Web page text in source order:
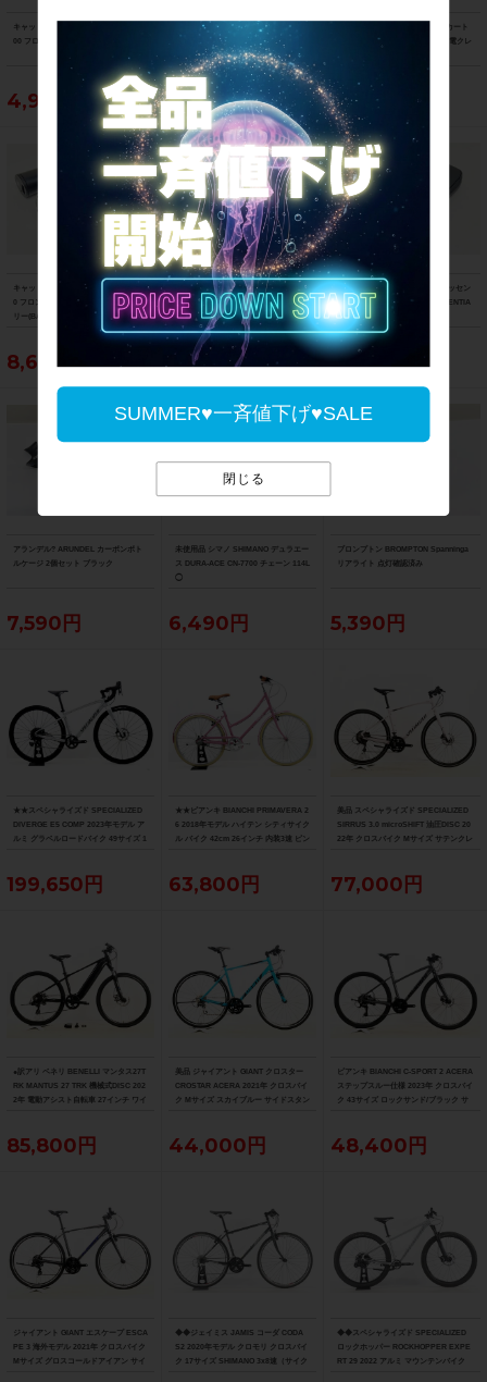
SUMMER♥一斉値下げ♥SALE
閉じる
キャットアイ CATEYE アンプ AMPP5
00 フロントライト 点灯確認済み
4,950円
マジックシャイン MAGICSHINE シー
ミー SEEMEE300 リアライト 点灯確
認済み
5,390円
キャットアイ CATEYE VOLT用 カート
リッジバッテリー BA-2.2 急速充電クレ
5,390円
キャットアイ CATEYE ボルト VOLT80
0 フロントライト カートリッジバッテ
リー(BA-3.4) 充電クレードル3(CRA-00
8,690円
美品 ガーミン GARMIN カメラ搭載リ
アビューレーダー リアライト 点灯確認
済み
43,890円
ラファ Rapha レインプルーフエッセン
シャルケース RAINPROOF ESSENTIA
L CASE
5,390円
アランデル? ARUNDEL カーボンボト
ルケージ 2個セット ブラック
7,590円
未使用品 シマノ SHIMANO デュラエー
ス DURA-ACE CN-7700 チェーン 114L
◯
6,490円
ブロンプトン BROMPTON Spanninga
リアライト 点灯確認済み
5,390円
★★スペシャライズド SPECIALIZED
DIVERGE E5 COMP 2023年モデル ア
ルミ グラベルロードバイク 49サイズ 1
199,650円
★★ビアンキ BIANCHI PRIMAVERA 2
6 2018年モデル ハイテン シティサイク
ル バイク 42cm 26インチ 内装3速 ピン
63,800円
美品 スペシャライズド SPECIALIZED
SIRRUS 3.0 microSHIFT 油圧DISC 20
22年 クロスバイク Mサイズ サテンクレ
77,000円
●訳アリ ベネリ BENELLI マンタス27T
RK MANTUS 27 TRK 機械式DISC 202
2年 電動アシスト自転車 27インチ ワイ
85,800円
美品 ジャイアント GIANT クロスター
CROSTAR ACERA 2021年 クロスバイ
ク Mサイズ スカイブルー サイドスタン
44,000円
ビアンキ BIANCHI C-SPORT 2 ACERA
ステップスルー仕様 2023年 クロスバイ
ク 43サイズ ロックサンド/ブラック サ
48,400円
ジャイアント GIANT エスケープ ESCA
PE 3 海外モデル 2021年 クロスバイク
Mサイズ グロスコールドアイアン サイ
◆◆ジェイミス JAMIS コーダ CODA
S2 2020年モデル クロモリ クロスバイ
ク 17サイズ SHIMANO 3x8速（サイク
◆◆スペシャライズド SPECIALIZED
ロックホッパー ROCKHOPPER EXPE
RT 29 2022 アルミ マウンテンバイク